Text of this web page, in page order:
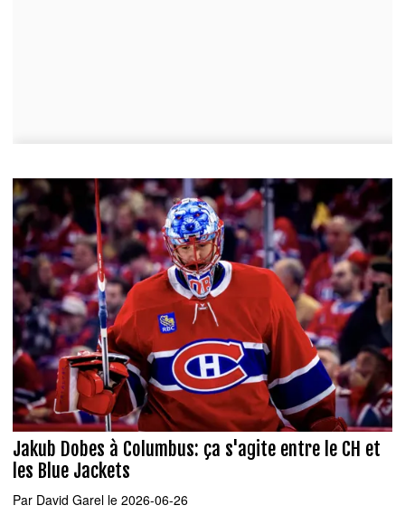
Jakub Dobes à Columbus: ça s'agite entre le CH et
les Blue Jackets
Par David Garel le 2026-06-26